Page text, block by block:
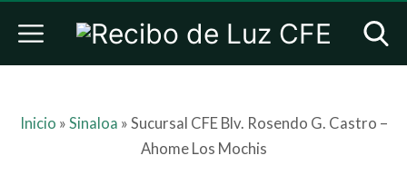
Inicio » Sinaloa » Sucursal CFE Blv. Rosendo G. Castro –
Ahome Los Mochis